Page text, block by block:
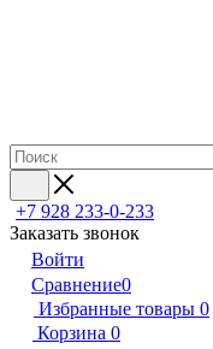
+7 928 233-0-233
Заказать звонок
Войти
Сравнение0
Избранные товары 0
Корзина 0